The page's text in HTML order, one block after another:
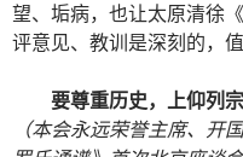
望、垢病，也让太原清徐
评意见、教训是深刻的，
要尊重历史，上仰列
（本会永远荣誉主席、开